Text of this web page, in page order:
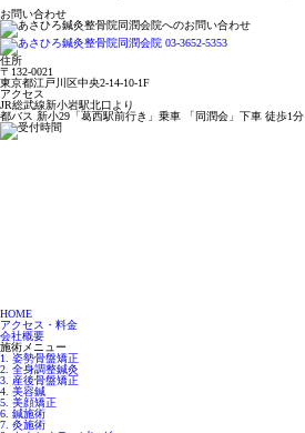
お問い合わせ
住所
〒132-0021
東京都江戸川区中央2-14-10-1F
アクセス
JR総武線新小岩駅北口より
都バス 新小29「葛西駅前行き」乗車 「同潤会」下車 徒歩1分
HOME
アクセス・料金
会社概要
施術メニュー
1. 姿勢骨盤矯正
2. 全身調整鍼灸
3. 産後骨盤矯正
4. 美容鍼
5. 美顔矯正
6. 鍼施術
7. 灸施術